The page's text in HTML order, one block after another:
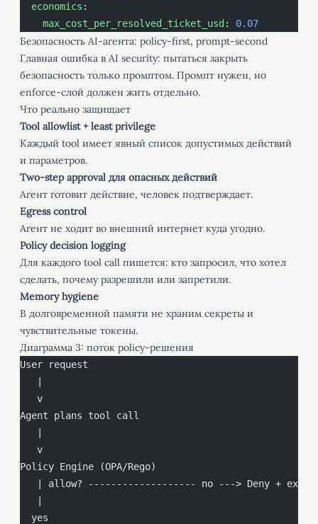
  economics
:
    max_cost_per_resolved_ticket_usd
: 0.07
Безопасность AI-агента: policy-first, prompt-second
Главная ошибка в AI security: пытаться закрыть
безопасность только промптом. Промпт нужен, но
enforce-слой должен жить отдельно.
Что реально защищает
Tool allowlist + least privilege
Каждый tool имеет явный список допустимых действий
и параметров.
Two-step approval для опасных действий
Агент готовит действие, человек подтверждает.
Egress control
Агент не ходит во внешний интернет куда угодно.
Policy decision logging
Для каждого tool call пишется: кто запросил, что хотел
сделать, почему разрешили или запретили.
Memory hygiene
В долговременной памяти не храним секреты и
чувствительные токены.
Диаграмма 3: поток policy-решения
User request
   v
Agent plans tool call
   v
Policy Engine (OPA/Rego)
| allow? ------------------- no ---> Deny +
  yes